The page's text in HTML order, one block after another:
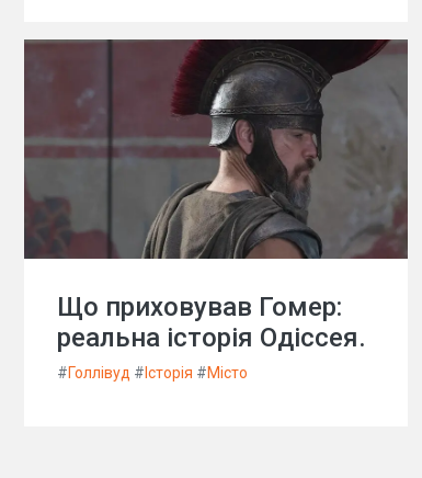
Що приховував Гомер:
реальна історія Одіссея.
#Голлівуд # Історія #Місто